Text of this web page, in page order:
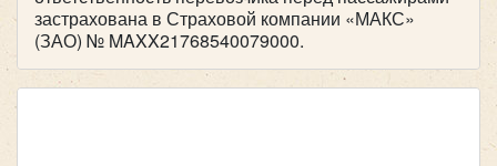
застрахована в Страховой компании «МАКС»
(ЗАО) № MAXX21768540079000.